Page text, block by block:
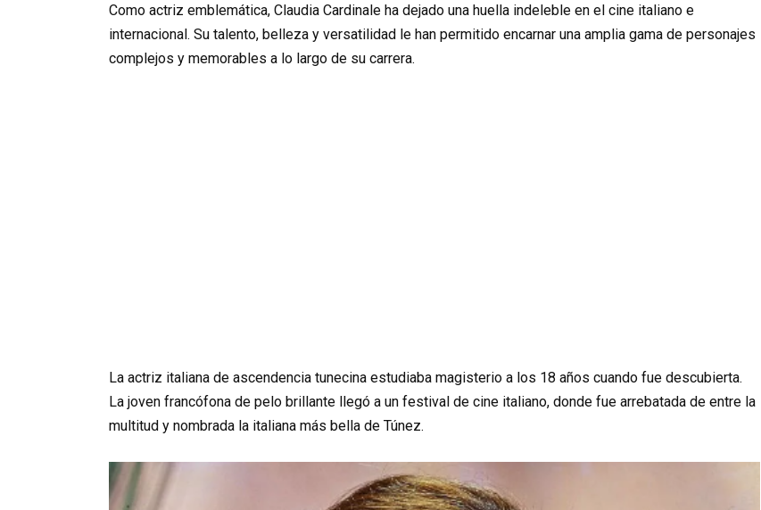
Como actriz emblemática, Claudia Cardinale ha dejado una huella indeleble en el cine italiano e
internacional. Su talento, belleza y versatilidad le han permitido encarnar una amplia gama de personajes
complejos y memorables a lo largo de su carrera.
La actriz italiana de ascendencia tunecina estudiaba magisterio a los 18 años cuando fue descubierta.
La joven francófona de pelo brillante llegó a un festival de cine italiano, donde fue arrebatada de entre la
multitud y nombrada la italiana más bella de Túnez.